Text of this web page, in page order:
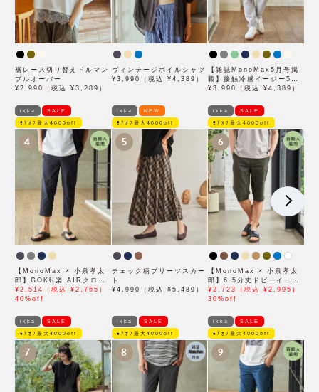
裾レース切り替えドルマン
プルオーバー
¥2,990（税込 ¥3,289）
ヴィンテージボイルシャツ
¥3,990（税込 ¥4,389）
【雑誌MonoMax5月号掲
載】接触冷感イージー5ポ
ケット
¥3,990（税込 ¥4,389）
ikka SALE
ﾓｱｵﾌ最大4000off
4
【MonoMax × 小泉孝太
郎】GOKU楽 AIRクロッ
プドパンツ「小泉孝太郎さ
ん着用モデル」
¥2,514（税込 ¥2,765）
40%off
ikka NEW
ﾓｱｵﾌ最大4000off
5
チェック柄プリーツスカー
ト
¥4,990（税込 ¥5,489）
ikka SALE
ﾓｱｵﾌ最大4000off
6
【MonoMax × 小泉孝太
郎】6.5分丈ドビーイージ
ーハーフパンツ「小泉孝太
郎さん着用モデル」
¥2,723（税込 ¥2,995）
30%off
ikka SALE
ﾓｱｵﾌ最大4000off
7
ikka SALE
ﾓｱｵﾌ最大4000off
8
ikka SALE
ﾓｱｵﾌ最大4000off
9